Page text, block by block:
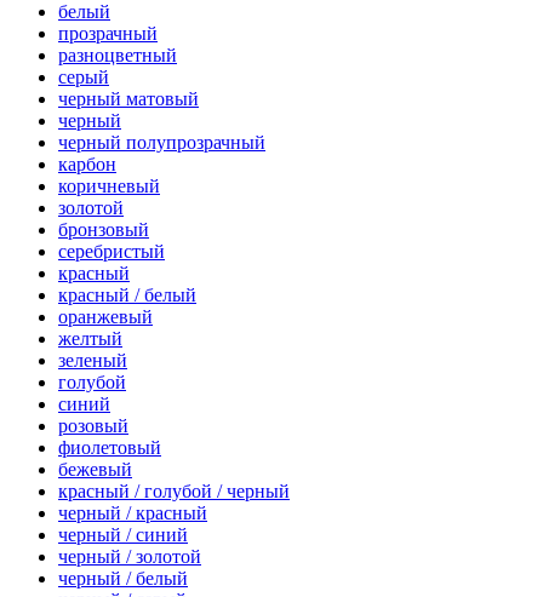
белый
прозрачный
разноцветный
серый
черный матовый
черный
черный полупрозрачный
карбон
коричневый
золотой
бронзовый
серебристый
красный
красный / белый
оранжевый
желтый
зеленый
голубой
синий
розовый
фиолетовый
бежевый
красный / голубой / черный
черный / красный
черный / синий
черный / золотой
черный / белый